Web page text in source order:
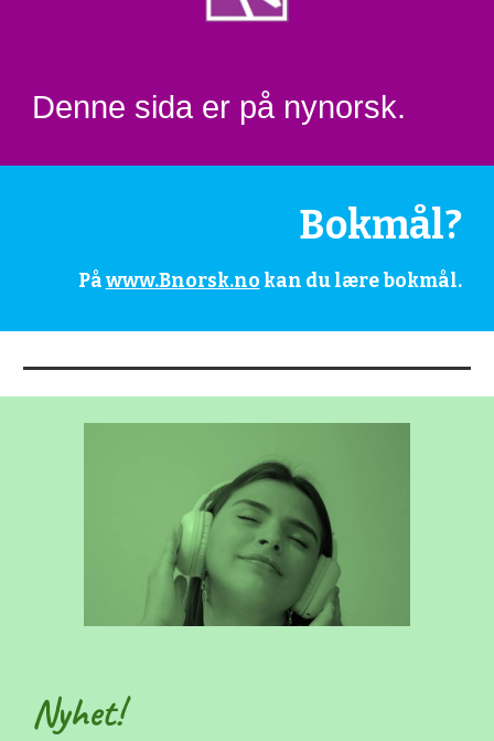
Denne sida er på nynorsk.
Bokmål?
På www.Bnorsk.no kan du lære bokmål.
Nyhet!